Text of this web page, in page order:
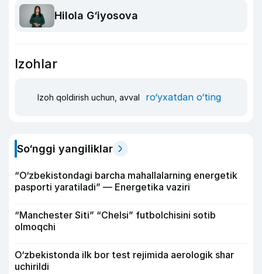
Hilola G‘iyosova
Izohlar
Izoh qoldirish uchun, avval ro‘yxatdan o‘ting
So‘nggi yangiliklar
“O‘zbekistondagi barcha mahallalarning energetik
pasporti yaratiladi” — Energetika vaziri
“Manchester Siti” “Chelsi” futbolchisini sotib
olmoqchi
O‘zbekistonda ilk bor test rejimida aerologik shar
uchirildi